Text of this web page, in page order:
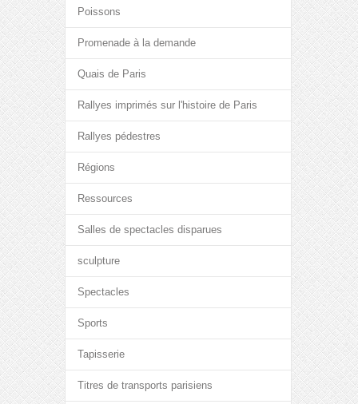
Poissons
Promenade à la demande
Quais de Paris
Rallyes imprimés sur l'histoire de Paris
Rallyes pédestres
Régions
Ressources
Salles de spectacles disparues
sculpture
Spectacles
Sports
Tapisserie
Titres de transports parisiens